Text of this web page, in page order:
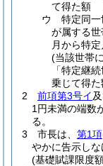
て得た額
ウ
特定同
が属する
月から特
(当該世帯
「特定継
乗じて得た
2
前項第3号イ
1円未満の端数
る。
3
市長は、 第1項
やかに告示しな
(基礎賦課限度